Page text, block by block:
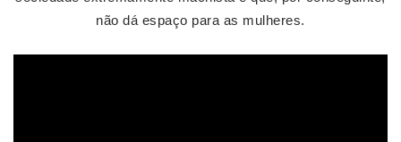
não dá espaço para as mulheres.